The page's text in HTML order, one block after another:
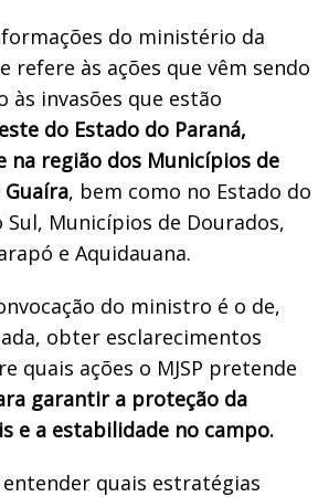
do ministério da
refere às ações que vêm sendo
às invasões que estão
do Estado do Paraná,
na região dos Municípios de
Guaíra, bem como no Estado do
Sul, Municípios de Dourados,
e Aquidauana.
do ministro é o de,
obter esclarecimentos
quais ações o MJSP pretende
garantir a proteção da
e a estabilidade no campo.
quais estratégias